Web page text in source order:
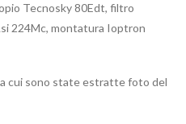
Tecnosky 80Edt, filtro
224Mc, montatura Ioptron
cui sono state estratte foto del